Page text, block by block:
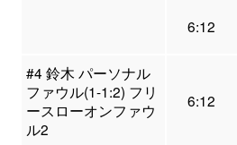
6:12
#4 鈴木 パーソナル
ファウル(1-1:2) フリ
ースローオンファウ
ル2
6:12